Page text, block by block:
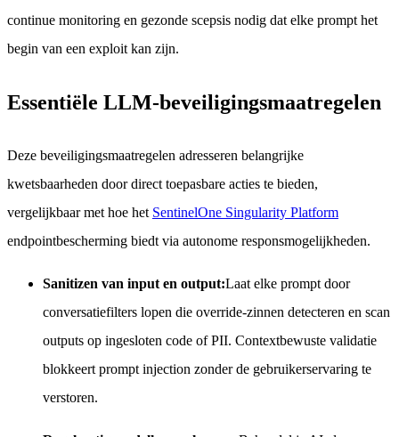
continue monitoring en gezonde scepsis nodig dat elke prompt het
begin van een exploit kan zijn.
Essentiële LLM-beveiligingsmaatregelen
Deze beveiligingsmaatregelen adresseren belangrijke
kwetsbaarheden door direct toepasbare acties te bieden,
vergelijkbaar met hoe het SentinelOne Singularity Platform
endpointbescherming biedt via autonome responsmogelijkheden.
Sanitizen van input en output:Laat elke prompt door
conversatiefilters lopen die override-zinnen detecteren en scan
outputs op ingesloten code of PII. Contextbewuste validatie
blokkeert prompt injection zonder de gebruikerservaring te
verstoren.